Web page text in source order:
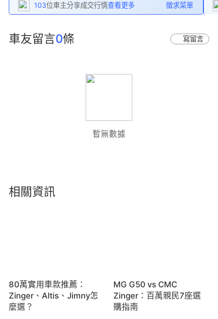
103位車主分享成交行情查看更多 徵求菜單
車友留言0條 寫留言
暫無數據
相關資訊
80萬實用車款推薦：
Zinger、Altis、Jimny怎
麼選？
MG G50 vs CMC
Zinger：百萬親民7座選
購指南